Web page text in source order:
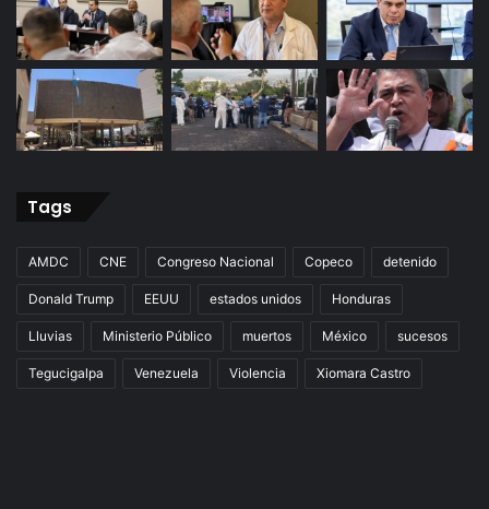
Tags
AMDC CNE Congreso Nacional Copeco detenido
Donald Trump EEUU estados unidos Honduras
Lluvias Ministerio Público muertos México sucesos
Tegucigalpa Venezuela Violencia Xiomara Castro